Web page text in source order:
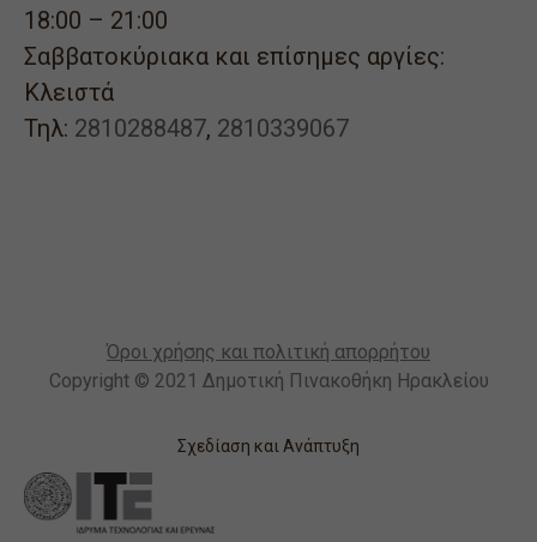
18:00 – 21:00
Σαββατοκύριακα και επίσημες αργίες:
Κλειστά
Τηλ: 2810288487, 2810339067
Όροι χρήσης και πολιτική απορρήτου
Copyright © 2021 Δημοτική Πινακοθήκη Ηρακλείου
Σχεδίαση και Ανάπτυξη